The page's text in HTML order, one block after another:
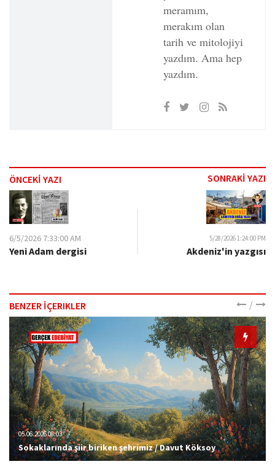
meramım,
merakım olan
tarih ve mitolojiyi
yazdım. Ama hep
yazdım.
ÖNCEKİ YAZI SONRAKİ YAZI
6/5/2026 7:33:00 AM
Yeni Adam dergisi
5/28/2026 1:24:00 PM
Akdeniz'in yazgısı
BENZER İÇERIKLER /
05.06.2026 08:03
Sokaklarında şiir biriken şehrimiz / Davut Köksoy